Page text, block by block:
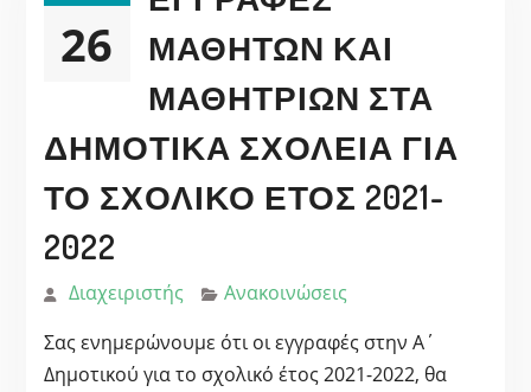
26
ΜΑΘΗΤΏΝ ΚΑΙ
ΜΑΘΗΤΡΙΏΝ ΣΤΑ
ΔΗΜΟΤΙΚΆ ΣΧΟΛΕΊΑ ΓΙΑ
ΤΟ ΣΧΟΛΙΚΌ ΈΤΟΣ 2021-
2022
Διαχειριστής
Ανακοινώσεις
Σας ενημερώνουμε ότι οι εγγραφές στην Α΄
Δημοτικού για το σχολικό έτος 2021-2022, θα